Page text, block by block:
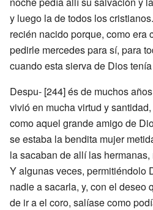
y luego la de todos los
recién nacido porque, como era
pedirle mercedes para sí, para
cuando esta sierva de Dios
Despu- [244] és de muchos
vivió en mucha virtud y
como aquel grande amigo de
se estaba la bendita mujer
la sacaban de allí las
Y algunas veces, permitiéndolo
nadie a sacarla, y, con el deseo
de ir a el coro, salíase como